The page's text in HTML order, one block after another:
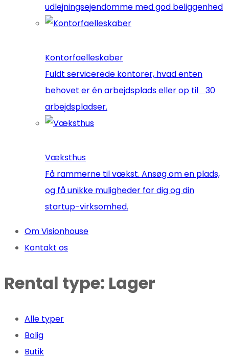
udlejningsejendomme med god beliggenhed
Kontorfaelleskaber
Fuldt servicerede kontorer, hvad enten
behovet er én arbejdsplads eller op til 30
arbejdspladser.
Væksthus
Få rammerne til vækst. Ansøg om en plads,
og få unikke muligheder for dig og din
startup-virksomhed.
Om Visionhouse
Kontakt os
Rental type: Lager
Alle typer
Bolig
Butik